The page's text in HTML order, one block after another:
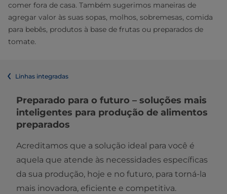
comer fora de casa. Também sugerimos maneiras de
agregar valor às suas sopas, molhos, sobremesas, comida
para bebês, produtos à base de frutas ou preparados de
tomate.
Linhas integradas
Preparado para o futuro – soluções mais
inteligentes para produção de alimentos
preparados​
Acreditamos que a solução ideal para você é
aquela que atende às necessidades específicas
da sua produção, hoje e no futuro, para torná-la
mais inovadora, eficiente e competitiva.